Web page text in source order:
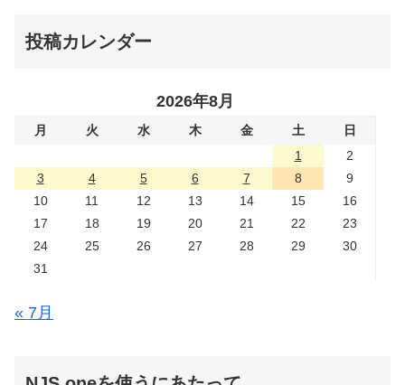
投稿カレンダー
2026年8月
月 火 水 木 金 土
日
1
2
3
4 5 6 7 8
9
10
11 12 13 14 15
16
17
18 19 20 21 22
23
24
25 26 27 28 29
30
31
« 7月